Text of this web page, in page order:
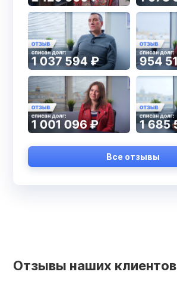
Все отзывы
Отзывы наших клиентов